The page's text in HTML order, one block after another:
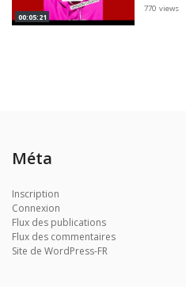
00:05:21
770 views
Méta
Inscription
Connexion
Flux des publications
Flux des commentaires
Site de WordPress-FR